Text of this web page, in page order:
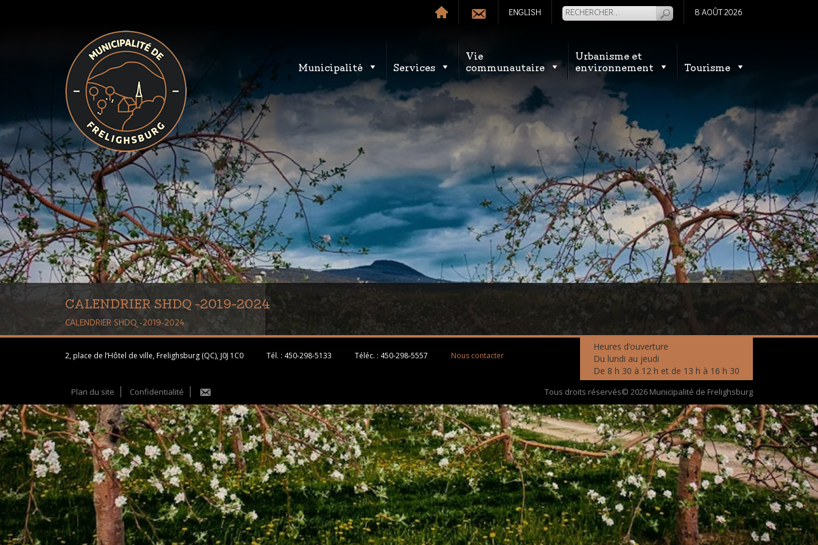
ENGLISH 8 AOÛT 2026
Municipalité Services
Vie
communautaire
Urbanisme et
environnement
Tourisme
CALENDRIER SHDQ -2019-2024
CALENDRIER SHDQ -2019-2024
2, place de l’Hôtel de ville, Frelighsburg (QC), J0J 1C0 Tél. : 450-298-5133 Téléc. : 450-298-5557 Nous contacter
Heures d’ouverture
Du lundi au jeudi
De 8 h 30 à 12 h et de 13 h à 16 h 30
Plan du site Confidentialité Tous droits réservés© 2026 Municipalité de Frelighsburg